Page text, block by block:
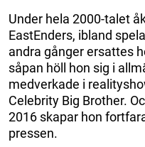
Under hela 2000-talet
EastEnders, ibland
andra gånger ersattes
såpan höll hon sig i
medverkade i
Celebrity Big Brother.
2016 skapar hon
pressen.